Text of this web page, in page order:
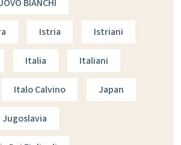
BIANCHI
Istria Istriani
Italia Italiani
Italo Calvino Japan
Jugoslavia